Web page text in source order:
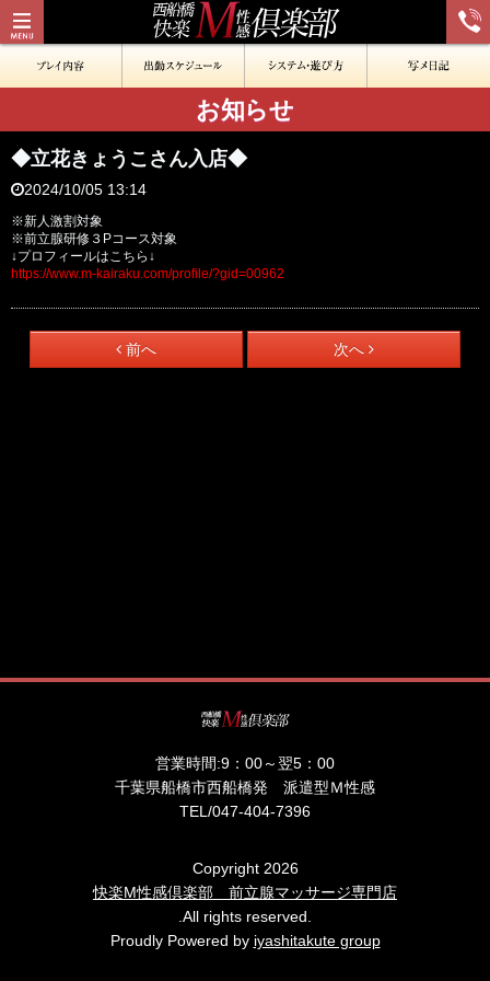
お知らせ
◆立花きょうこさん入店◆
2024/10/05 13:14
※新人激割対象
※前立腺研修３Pコース対象
↓プロフィールはこちら↓
https://www.m-kairaku.com/profile/?gid=00962
前へ 次へ
営業時間:9：00～翌5：00
千葉県船橋市西船橋発 派遣型Ｍ性感
TEL/047-404-7396
Copyright 2026
快楽M性感倶楽部 前立腺マッサージ専門店
.All rights reserved.
Proudly Powered by iyashitakute group